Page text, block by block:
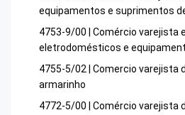
equipamentos e suprimentos
4753-9/00 | Comércio varejista
eletrodomésticos e
4755-5/02 | Comercio varejista
armarinho
4772-5/00 | Comércio varejista